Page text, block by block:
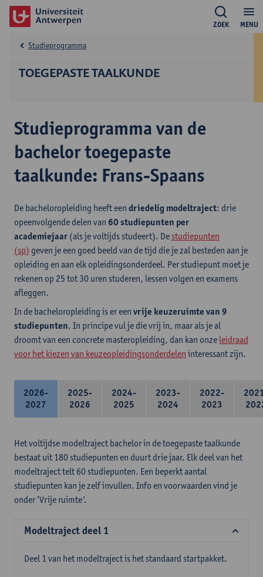
MENU
ZOEK
TOEGEPASTE TAALKUNDE
Studieprogramma
Studieprogramma van de
bachelor toegepaste
taalkunde: Frans-Spaans
De bacheloropleiding heeft een driedelig modeltraject: drie
opeenvolgende delen van 60 studiepunten per
academiejaar (als je voltijds studeert). De studiepunten
(sp) geven je een goed beeld van de tijd die je zal besteden aan je
opleiding en aan elk opleidingsonderdeel. Per studiepunt moet je
rekenen op 25 tot 30 uren studeren, lessen volgen en examens
afleggen.
In de bacheloropleiding is er een vrije keuzeruimte van 9
studiepunten. In principe vul je die vrij in, maar als je al
droomt van een concrete masteropleiding, dan kan onze leidraad
voor het kiezen van keuzeopleidingsonderdelen interessant zijn.
2026-
2027
2025-
2026
2024-
2025
2023-
2024
2022-
2023
Het voltijdse modeltraject bachelor in de toegepaste taalkunde
bestaat uit 180 studiepunten en duurt drie jaar. Elk deel van het
modeltraject telt 60 studiepunten. Een beperkt aantal
studiepunten kan je zelf invullen. Info en voorwaarden vind je
onder ‘Vrije ruimte’.
Modeltraject deel 1
Deel 1 van het modeltraject is het standaard startpakket.